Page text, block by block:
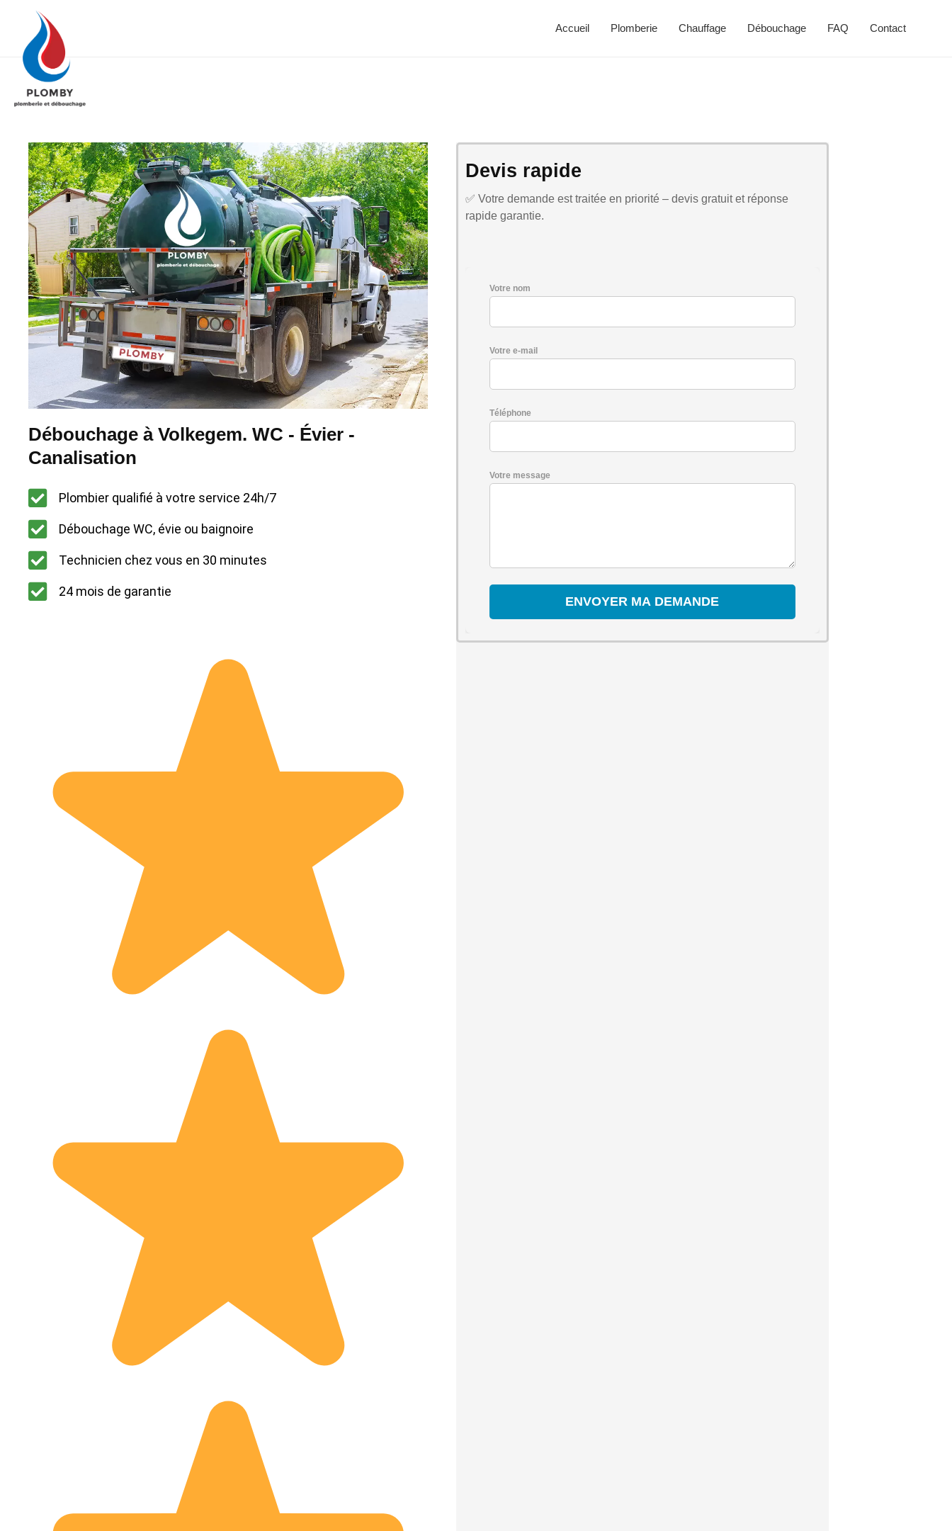
Accueil Plomberie Chauffage Débouchage FAQ Contact
Débouchage à Volkegem. WC - Évier -
Canalisation
Plombier qualifié à votre service 24h/7
Débouchage WC, évie ou baignoire
Technicien chez vous en 30 minutes
24 mois de garantie
Devis rapide
✅ Votre demande est traitée en priorité – devis gratuit et réponse
rapide garantie.
Votre nom
Votre e-mail
Téléphone
Votre message